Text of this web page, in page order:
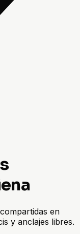
en
y anclajes libres.